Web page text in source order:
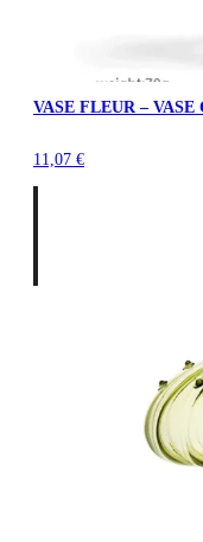
VASE FLEUR –
11,07 €